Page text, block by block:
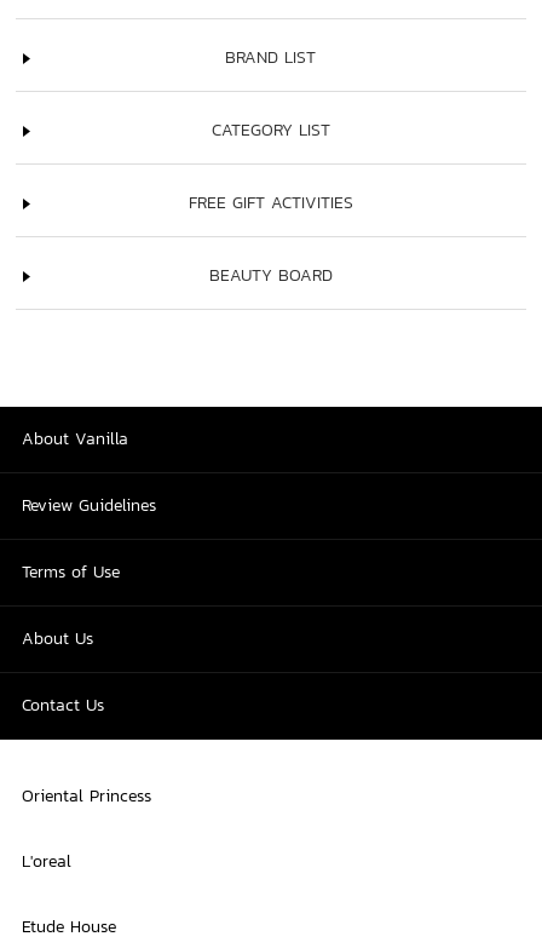
BRAND LIST
CATEGORY LIST
FREE GIFT ACTIVITIES
BEAUTY BOARD
About Vanilla
Review Guidelines
Terms of Use
About Us
Contact Us
Oriental Princess
L'oreal
Etude House